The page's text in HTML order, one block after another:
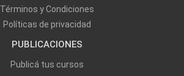
Términos y Condiciones
Políticas de privacidad
PUBLICACIONES
Publicá tus cursos